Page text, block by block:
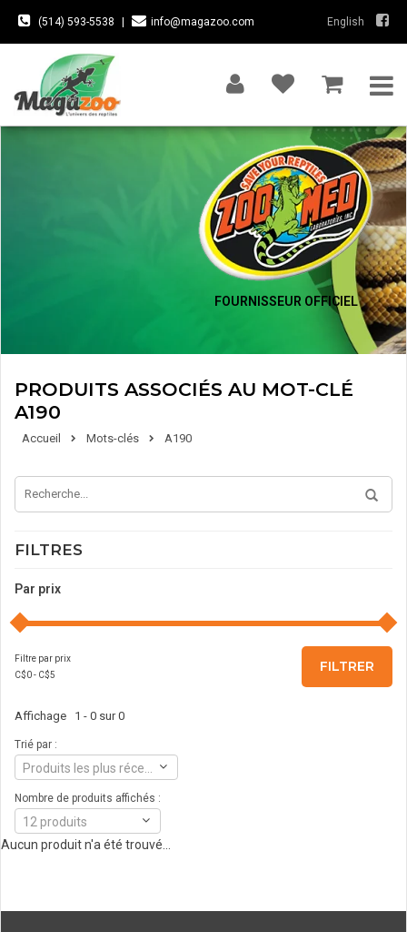
(514) 593-5538 info@magazoo.com English
FOURNISSEUR OFFICIEL
PRODUITS ASSOCIÉS AU MOT-CLÉ
A190
Accueil Mots-clés A190
FILTRES
Par prix
Filtre par prix
C$0- C$5
FILTRER
Affichage 1 - 0 sur 0
Trié par :
Nombre de produits affichés :
12 produits
Aucun produit n'a été trouvé...